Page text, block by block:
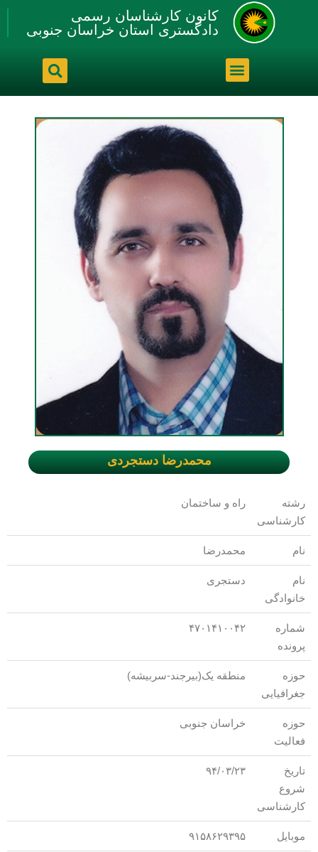
کانون کارشناسان رسمی
دادگستری استان خراسان جنوبی
محمدرضا دستجردی
رشته
کارشناسی
راه و ساختمان
نام محمدرضا
نام
خانوادگی
دستجری
شماره
پرونده
۴۷۰۱۴۱۰۰۴۲
حوزه
جغرافیایی
منطقه یک(بیرجند-سربیشه)
حوزه
فعالیت
خراسان جنوبی
تاریخ
شروع
کارشناسی
۹۴/۰۳/۲۳
موبایل ۹۱۵۸۶۲۹۳۹۵